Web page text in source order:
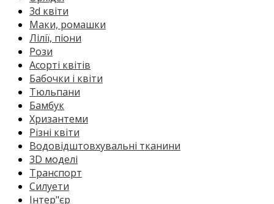
3d квіти
Маки, ромашки
Лілії, піони
Рози
Асорті квітів
Бабочки і квіти
Тюльпани
Бамбук
Хризантеми
Різні квіти
Водовідштовхувальні тканини
3D моделі
Транспорт
Силуети
Інтер"єр